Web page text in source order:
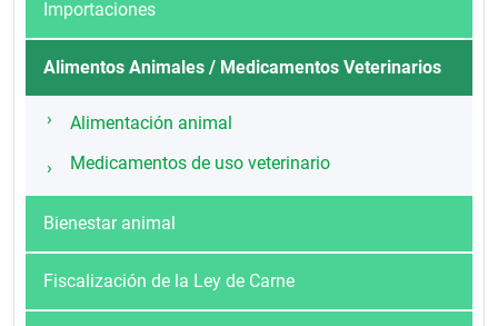
Importaciones
Alimentos Animales / Medicamentos Veterinarios
Alimentación animal
Medicamentos de uso veterinario
Bienestar animal
Fiscalización de la Ley de Carne